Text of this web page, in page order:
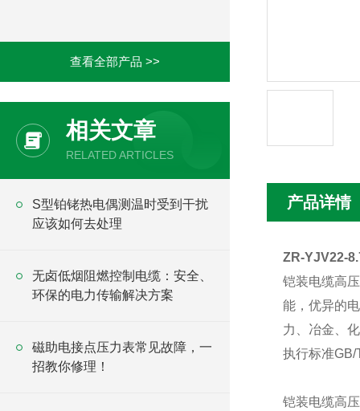
查看全部产品 >>
相关文章
RELATED ARTICLES
S型铂铑热电偶测温时受到干扰
应该如何去处理
无卤低烟阻燃控制电缆：安全、
环保的电力传输解决方案
磁助电接点压力表常见故障，一
招教你修理！
产品详情
ZR-YJV22-
铠装电缆高
能，优异的
力、冶金、
执行标准
铠装电缆高